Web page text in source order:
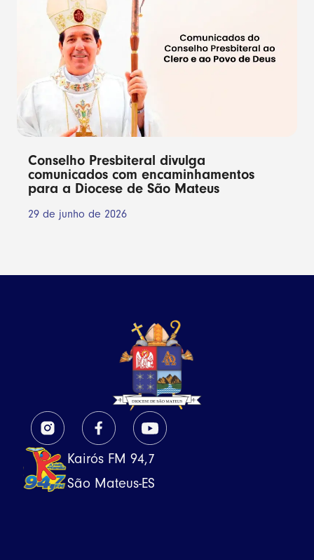
Conselho Presbiteral divulga
comunicados com encaminhamentos
para a Diocese de São Mateus
29 de junho de 2026
Kairós FM 94,7
São Mateus-ES